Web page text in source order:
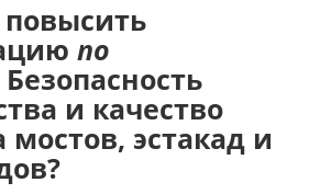
по
Безопасность
и качество
мостов, эстакад и